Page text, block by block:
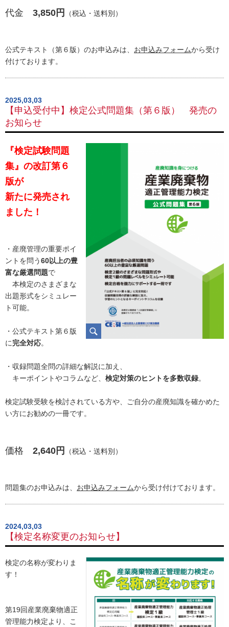
代金 3,850円 （税込・送料別）
公式テキスト（第６版）のお申込みは、 お申込みフォームから受け
付けております。
2025,03,03
【申込受付中】検定公式問題集（第６版） 発売の
お知らせ
『検定試験問題
集』の改訂第６
版が
新たに発売され
ました！
・産廃管理の重要ポイ
ントを問う60以上の豊
富な厳選問題で
本検定のさまざまな
出題形式をシミュレー
ト可能。
・公式テキスト第６版
に完全対応。
・収録問題全問の詳細な解説に加え、
キーポイントやコラムなど、 検定対策のヒントを多数収録。
検定試験受験を検討されている方や、ご自分の産廃知識を確かめた
い方にお勧めの一冊です。
価格 2,640円 （税込・送料別）
問題集のお申込みは、 お申込みフォームから受け付けております。
2024,03,03
【検定名称変更のお知らせ】
検定の名称が変わりま
す！
第19回産業廃棄物適正
管理能力検定より、こ